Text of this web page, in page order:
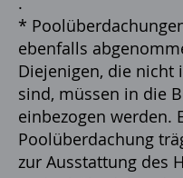
*
ebenfalls
Diejenigen, die nicht
sind, müssen in die
einbezogen werden.
Poolüberdachung
zur Ausstattung des